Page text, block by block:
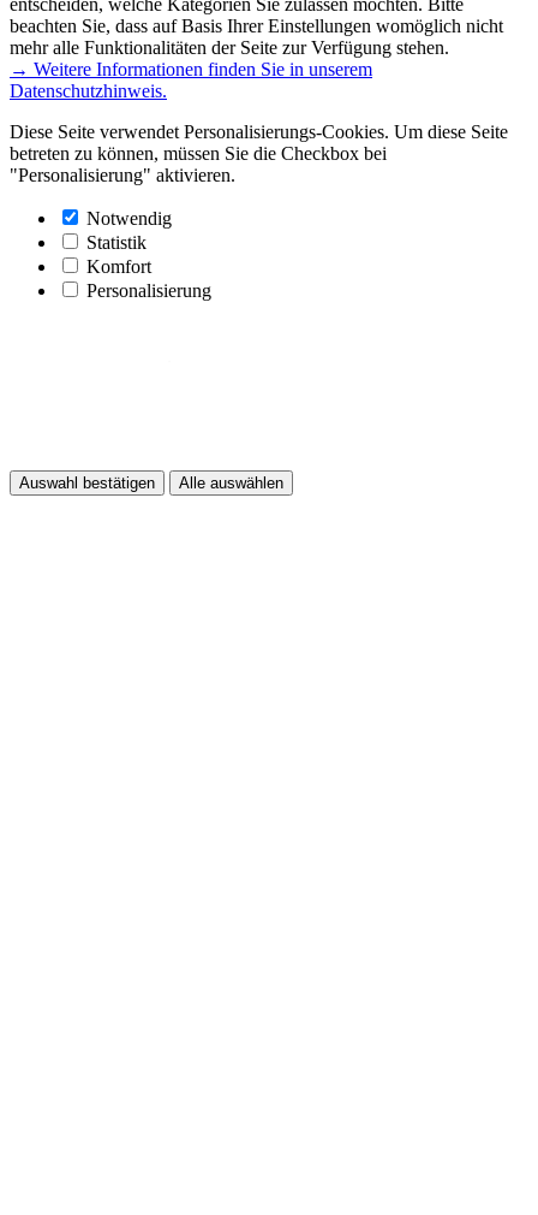
beachten Sie, dass auf Basis Ihrer Einstellungen womöglich nicht
mehr alle Funktionalitäten der Seite zur Verfügung stehen.
→ Weitere Informationen finden Sie in unserem
Datenschutzhinweis.
Diese Seite verwendet Personalisierungs-Cookies. Um diese Seite
betreten zu können, müssen Sie die Checkbox bei
"Personalisierung" aktivieren.
Notwendig
Statistik
Komfort
Personalisierung
Auswahl bestätigen Alle auswählen